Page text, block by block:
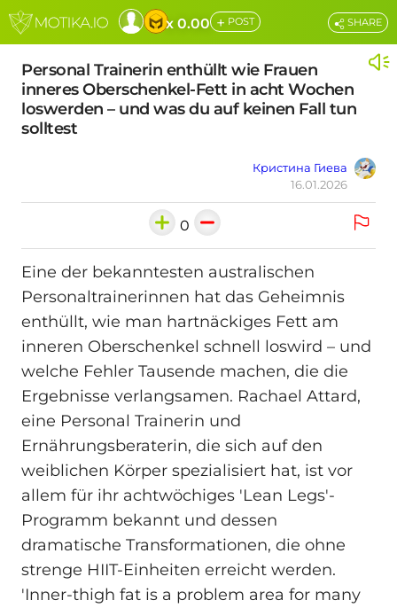
x 0.00 + POST
Personal Trainerin enthüllt wie Frauen
inneres Oberschenkel-Fett in acht Wochen
loswerden – und was du auf keinen Fall tun
solltest
Кристина Гиева
16.01.2026
SHARE
0
Eine der bekanntesten australischen
Personaltrainerinnen hat das Geheimnis
enthüllt, wie man hartnäckiges Fett am
inneren Oberschenkel schnell loswird – und
welche Fehler Tausende machen, die die
Ergebnisse verlangsamen. Rachael Attard,
eine Personal Trainerin und
Ernährungsberaterin, die sich auf den
weiblichen Körper spezialisiert hat, ist vor
allem für ihr achtwöchiges 'Lean Legs'-
Programm bekannt und dessen
dramatische Transformationen, die ohne
strenge HIIT-Einheiten erreicht werden.
'Inner-thigh fat is a problem area for many